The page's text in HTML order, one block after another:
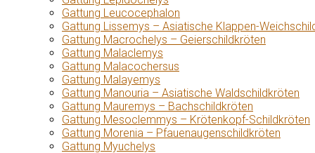
Gattung Leucocephalon
Gattung Lissemys – Asiatische Klappen-
Gattung Macrochelys – Geierschildkröten
Gattung Malaclemys
Gattung Malacochersus
Gattung Malayemys
Gattung Manouria – Asiatische Waldschildkröten
Gattung Mauremys – Bachschildkröten
Gattung Mesoclemmys – Krötenkopf-Schildkröten
Gattung Morenia – Pfauenaugenschildkröten
Gattung Myuchelys